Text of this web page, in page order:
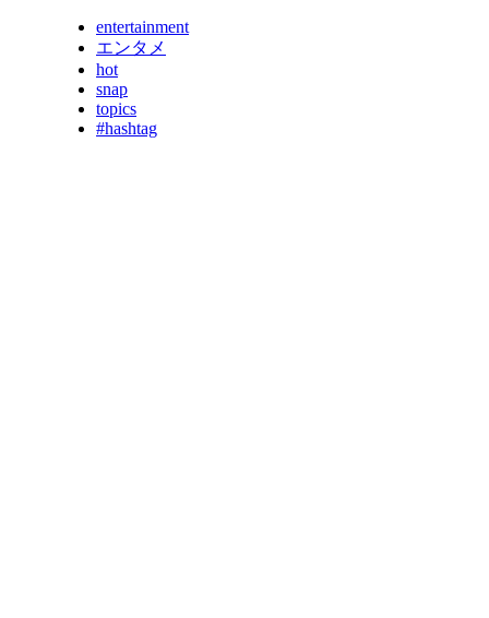
entertainment
エンタメ
hot
snap
topics
#hashtag